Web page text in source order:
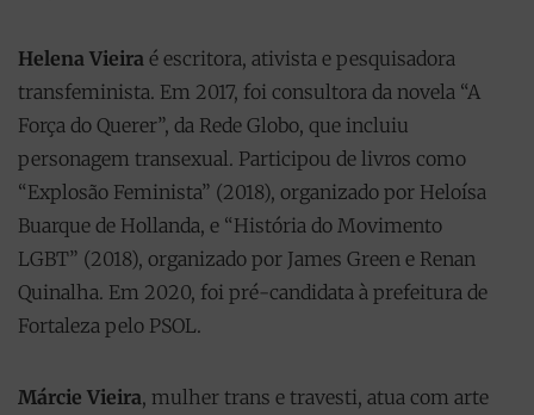
Helena Vieira é escritora, ativista e pesquisadora
transfeminista. Em 2017, foi consultora da novela “A
Força do Querer”, da Rede Globo, que incluiu
personagem transexual. Participou de livros como
“Explosão Feminista” (2018), organizado por Heloísa
Buarque de Hollanda, e “História do Movimento
LGBT” (2018), organizado por James Green e Renan
Quinalha. Em 2020, foi pré-candidata à prefeitura de
Fortaleza pelo PSOL.
Márcie Vieira, mulher trans e travesti, atua com arte